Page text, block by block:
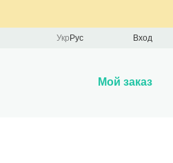
Укр Рус Вход
Мой заказ